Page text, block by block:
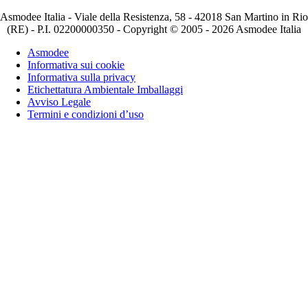
Asmodee Italia - Viale della Resistenza, 58 - 42018 San Martino in Rio
(RE) - P.I. 02200000350 - Copyright © 2005 - 2026 Asmodee Italia
Asmodee
Informativa sui cookie
Informativa sulla privacy
Etichettatura Ambientale Imballaggi
Avviso Legale
Termini e condizioni d’uso